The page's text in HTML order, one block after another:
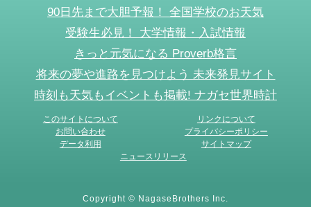
90日先まで大胆予報！ 全国学校のお天気
受験生必見！ 大学情報・入試情報
きっと元気になる Proverb格言
将来の夢や進路を見つけよう 未来発見サイト
時刻も天気もイベントも掲載! ナガセ世界時計
このサイトについて
リンクについて
お問い合わせ
プライバシーポリシー
データ利用
サイトマップ
ニュースリリース
Copyright © NagaseBrothers Inc.